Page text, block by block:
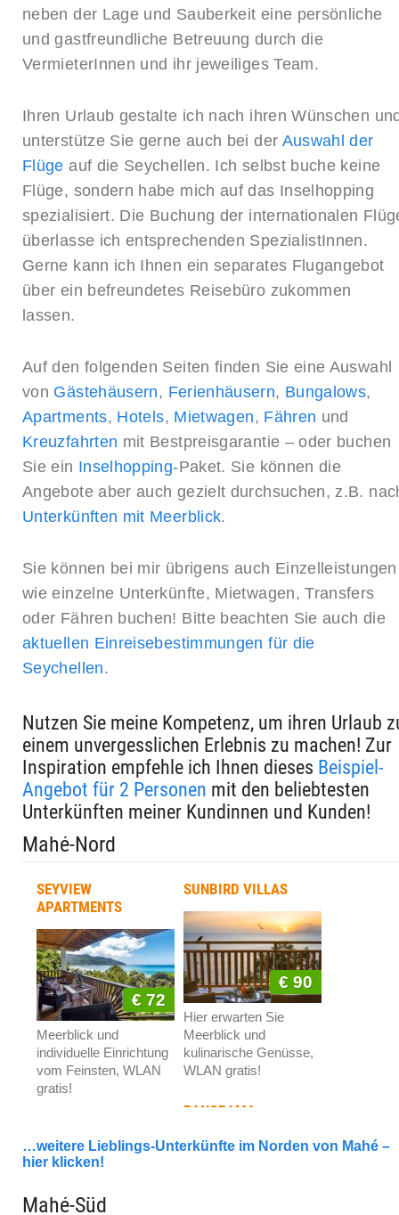
neben der Lage und Sauberkeit eine persönliche
und gastfreundliche Betreuung durch die
VermieterInnen und ihr jeweiliges Team.
Ihren Urlaub gestalte ich nach ihren Wünschen
unterstütze Sie gerne auch bei der Auswahl der
Flüge auf die Seychellen. Ich selbst buche keine
Flüge, sondern habe mich auf das Inselhopping
spezialisiert. Die Buchung der internationalen
überlasse ich entsprechenden SpezialistInnen.
Gerne kann ich Ihnen ein separates Flugangebot
über ein befreundetes Reisebüro zukommen
lassen.
Auf den folgenden Seiten finden Sie eine Auswahl
von Gästehäusern, Ferienhäusern, Bungalows,
Apartments, Hotels, Mietwagen, Fähren und
Kreuzfahrten mit Bestpreisgarantie – oder buchen
Sie ein Inselhopping-Paket. Sie können die
Angebote aber auch gezielt durchsuchen, z.B.
Unterkünften mit Meerblick.
Sie können bei mir übrigens auch Einzelleistungen
wie einzelne Unterkünfte, Mietwagen, Transfers
oder Fähren buchen! Bitte beachten Sie auch die
aktuellen Einreisebestimmungen für die
Seychellen.
Nutzen Sie meine Kompetenz, um ihren Urlaub
einem unvergesslichen Erlebnis zu machen! Zur
Inspiration empfehle ich Ihnen dieses Beispiel-
Angebot für 2 Personen mit den beliebtesten
Unterkünften meiner Kundinnen und Kunden!
Mahé-Nord
SEYVIEW
APARTMENTS
€ 72
Meerblick und
individuelle Einrichtung
vom Feinsten, WLAN
gratis!
SUNBIRD VILLAS
€ 90
Hier erwarten Sie
Meerblick und
kulinarische Genüsse,
WLAN gratis!
PANORAMA
…weitere Lieblings-Unterkünfte im Norden von Mahé –
hier klicken!
Mahé-Süd